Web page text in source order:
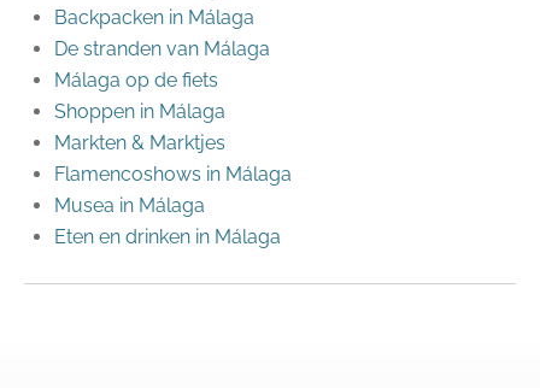
Backpacken in Málaga
De stranden van Málaga
Málaga op de fiets
Shoppen in Málaga
Markten & Marktjes
Flamencoshows in Málaga
Musea in Málaga
Eten en drinken in Málaga